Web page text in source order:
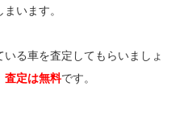
います。
る車を査定してもらいましょ
査定は無料です。